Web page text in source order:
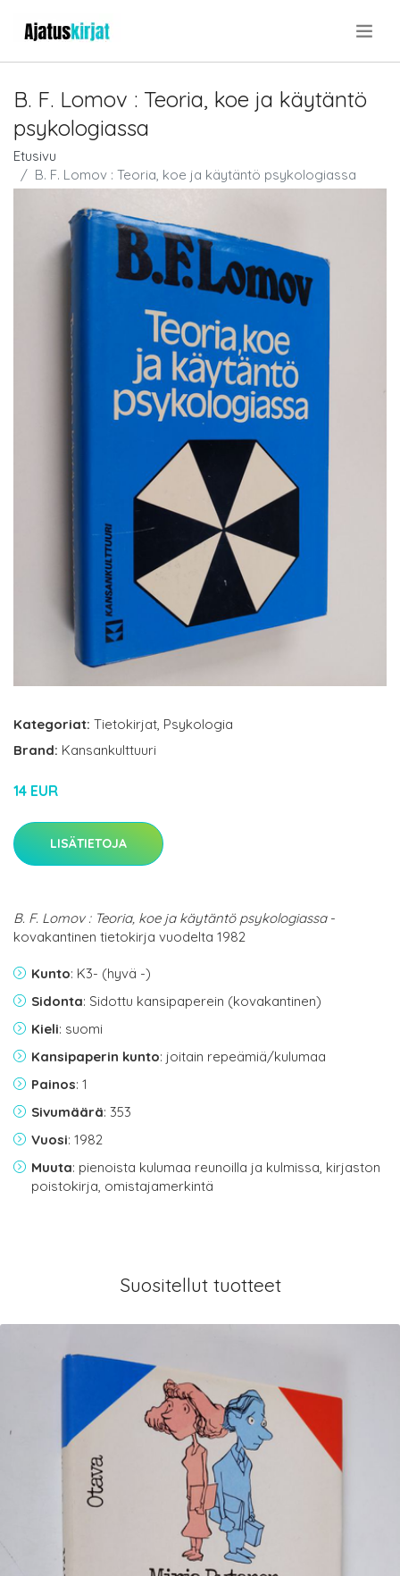
B. F. Lomov : Teoria, koe ja käytäntö
psykologiassa
Etusivu
B. F. Lomov : Teoria, koe ja käytäntö psykologiassa
Kategoriat: Tietokirjat, Psykologia
Brand: Kansankulttuuri
14 EUR
LISÄTIETOJA
B. F. Lomov : Teoria, koe ja käytäntö psykologiassa-
kovakantinen tietokirja vuodelta 1982
Kunto: K3- (hyvä -)
Sidonta: Sidottu kansipaperein (kovakantinen)
Kieli: suomi
Kansipaperin kunto: joitain repeämiä/kulumaa
Painos: 1
Sivumäärä: 353
Vuosi: 1982
Muuta: pienoista kulumaa reunoilla ja kulmissa, kirjaston
poistokirja, omistajamerkintä
Suositellut tuotteet